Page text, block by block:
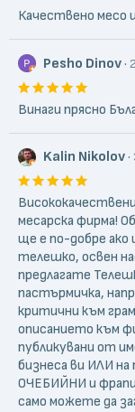
Качествено месо
Pesho Dinov·
Винаги прясно
Kalin Nikolov·
месарска фирма!
ще е по-добре ако
телешко, освен
предлагате
пастърмичка,
критични към
описанието към
публикувани от
бизнеса ви ИЛИ
ОЧЕБИЙНИ и
само можете да